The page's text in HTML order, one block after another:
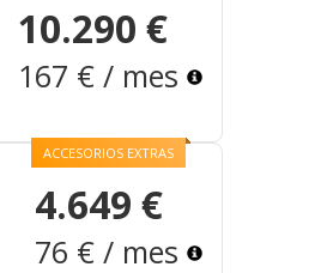
10.290 €
167 € / mes
4.649 €
76 € / mes
ACCESORIOS EXTRAS